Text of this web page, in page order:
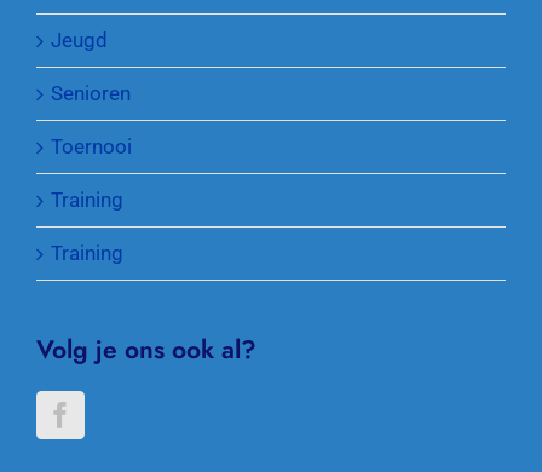
Jeugd
Senioren
Toernooi
Training
Training
Volg je ons ook al?